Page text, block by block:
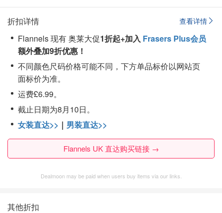
查看详情
折扣详情
Flannels 现有 奥莱大促1折起+加入 Frasers Plus会员
额外叠加9折优惠！
不同颜色尺码价格可能不同，下方单品标价以网站页
面标价为准。
运费£6.99。
截止日期为8月10日。
女装直达>> ｜ 男装直达>>
Flannels UK 直达购买链接 →
Dealmoon may be paid when users buy items via our links.
其他折扣